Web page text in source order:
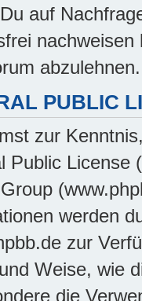
auf
abzulehnen.
PUBLIC
zur
Public License
werden
zur
Weise, wie
die